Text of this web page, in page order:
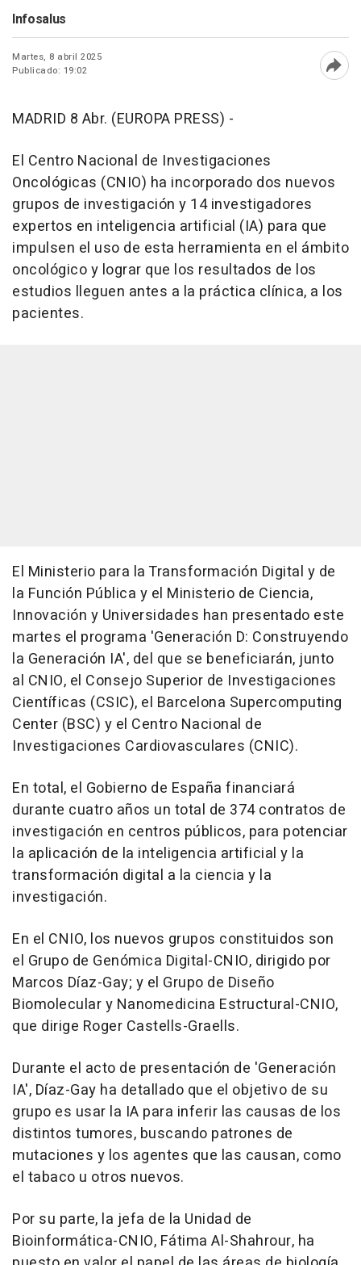
Infosalus
Martes, 8 abril 2025
Publicado: 19:02
MADRID 8 Abr. (EUROPA PRESS) -
El Centro Nacional de Investigaciones
Oncológicas (CNIO) ha incorporado dos nuevos
grupos de investigación y 14 investigadores
expertos en inteligencia artificial (IA) para que
impulsen el uso de esta herramienta en el ámbito
oncológico y lograr que los resultados de los
estudios lleguen antes a la práctica clínica, a los
pacientes.
El Ministerio para la Transformación Digital y de
la Función Pública y el Ministerio de Ciencia,
Innovación y Universidades han presentado este
martes el programa 'Generación D: Construyendo
la Generación IA', del que se beneficiarán, junto
al CNIO, el Consejo Superior de Investigaciones
Científicas (CSIC), el Barcelona Supercomputing
Center (BSC) y el Centro Nacional de
Investigaciones Cardiovasculares (CNIC).
En total, el Gobierno de España financiará
durante cuatro años un total de 374 contratos de
investigación en centros públicos, para potenciar
la aplicación de la inteligencia artificial y la
transformación digital a la ciencia y la
investigación.
En el CNIO, los nuevos grupos constituidos son
el Grupo de Genómica Digital-CNIO, dirigido por
Marcos Díaz-Gay; y el Grupo de Diseño
Biomolecular y Nanomedicina Estructural-CNIO,
que dirige Roger Castells-Graells.
Durante el acto de presentación de 'Generación
IA', Díaz-Gay ha detallado que el objetivo de su
grupo es usar la IA para inferir las causas de los
distintos tumores, buscando patrones de
mutaciones y los agentes que las causan, como
el tabaco u otros nuevos.
Por su parte, la jefa de la Unidad de
Bioinformática-CNIO, Fátima Al-Shahrour, ha